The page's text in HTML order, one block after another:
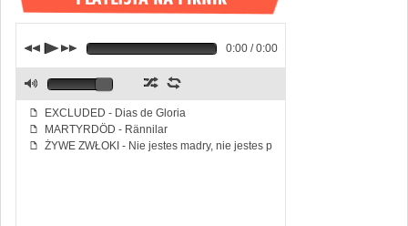
p
j k 0:00 / 0:00
f EXCLUDED - Dias de Gloria
f MARTYRDÖD - Rännilar
f ŻYWE ZWŁOKI - Nie jestes madry, nie jestes piekny
M z l